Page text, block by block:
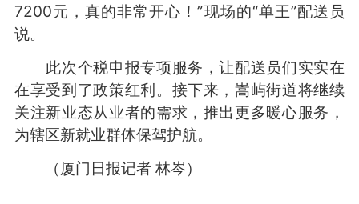
7200元，真的非常开心！”现场的“单王”配送员
说。
此次个税申报专项服务，让配送员们实实在
在享受到了政策红利。接下来，嵩屿街道将继续
关注新业态从业者的需求，推出更多暖心服务，
为辖区新就业群体保驾护航。
（厦门日报记者 林岑）